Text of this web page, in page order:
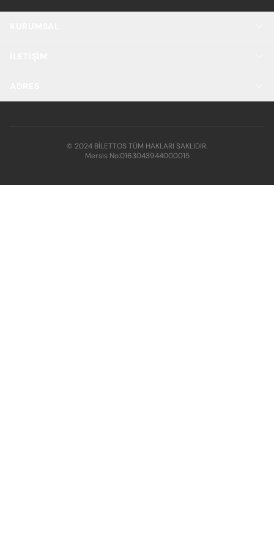
© 2024 BİLETTOS TÜM HAKLARI SAKLIDIR.
Mersis No:0163043944000015